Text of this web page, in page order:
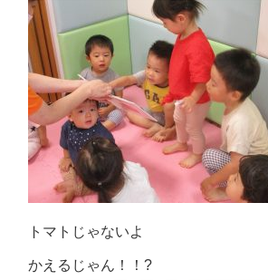
トマトじゃないよ
かえるじゃん！！?